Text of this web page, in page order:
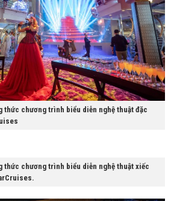
thức chương trình biểu diễn nghệ thuật đặc
thức chương trình biểu diễn nghệ thuật xiếc